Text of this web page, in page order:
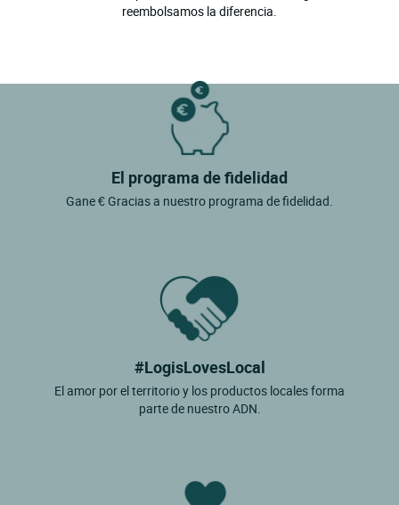
reembolsamos la diferencia.
El programa de fidelidad
Gane € Gracias a nuestro programa de fidelidad.
#LogisLovesLocal
El amor por el territorio y los productos locales forma
parte de nuestro ADN.